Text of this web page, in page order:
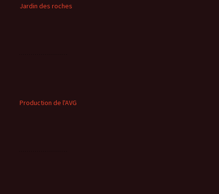
Jardin des roches
Production de l'AVG